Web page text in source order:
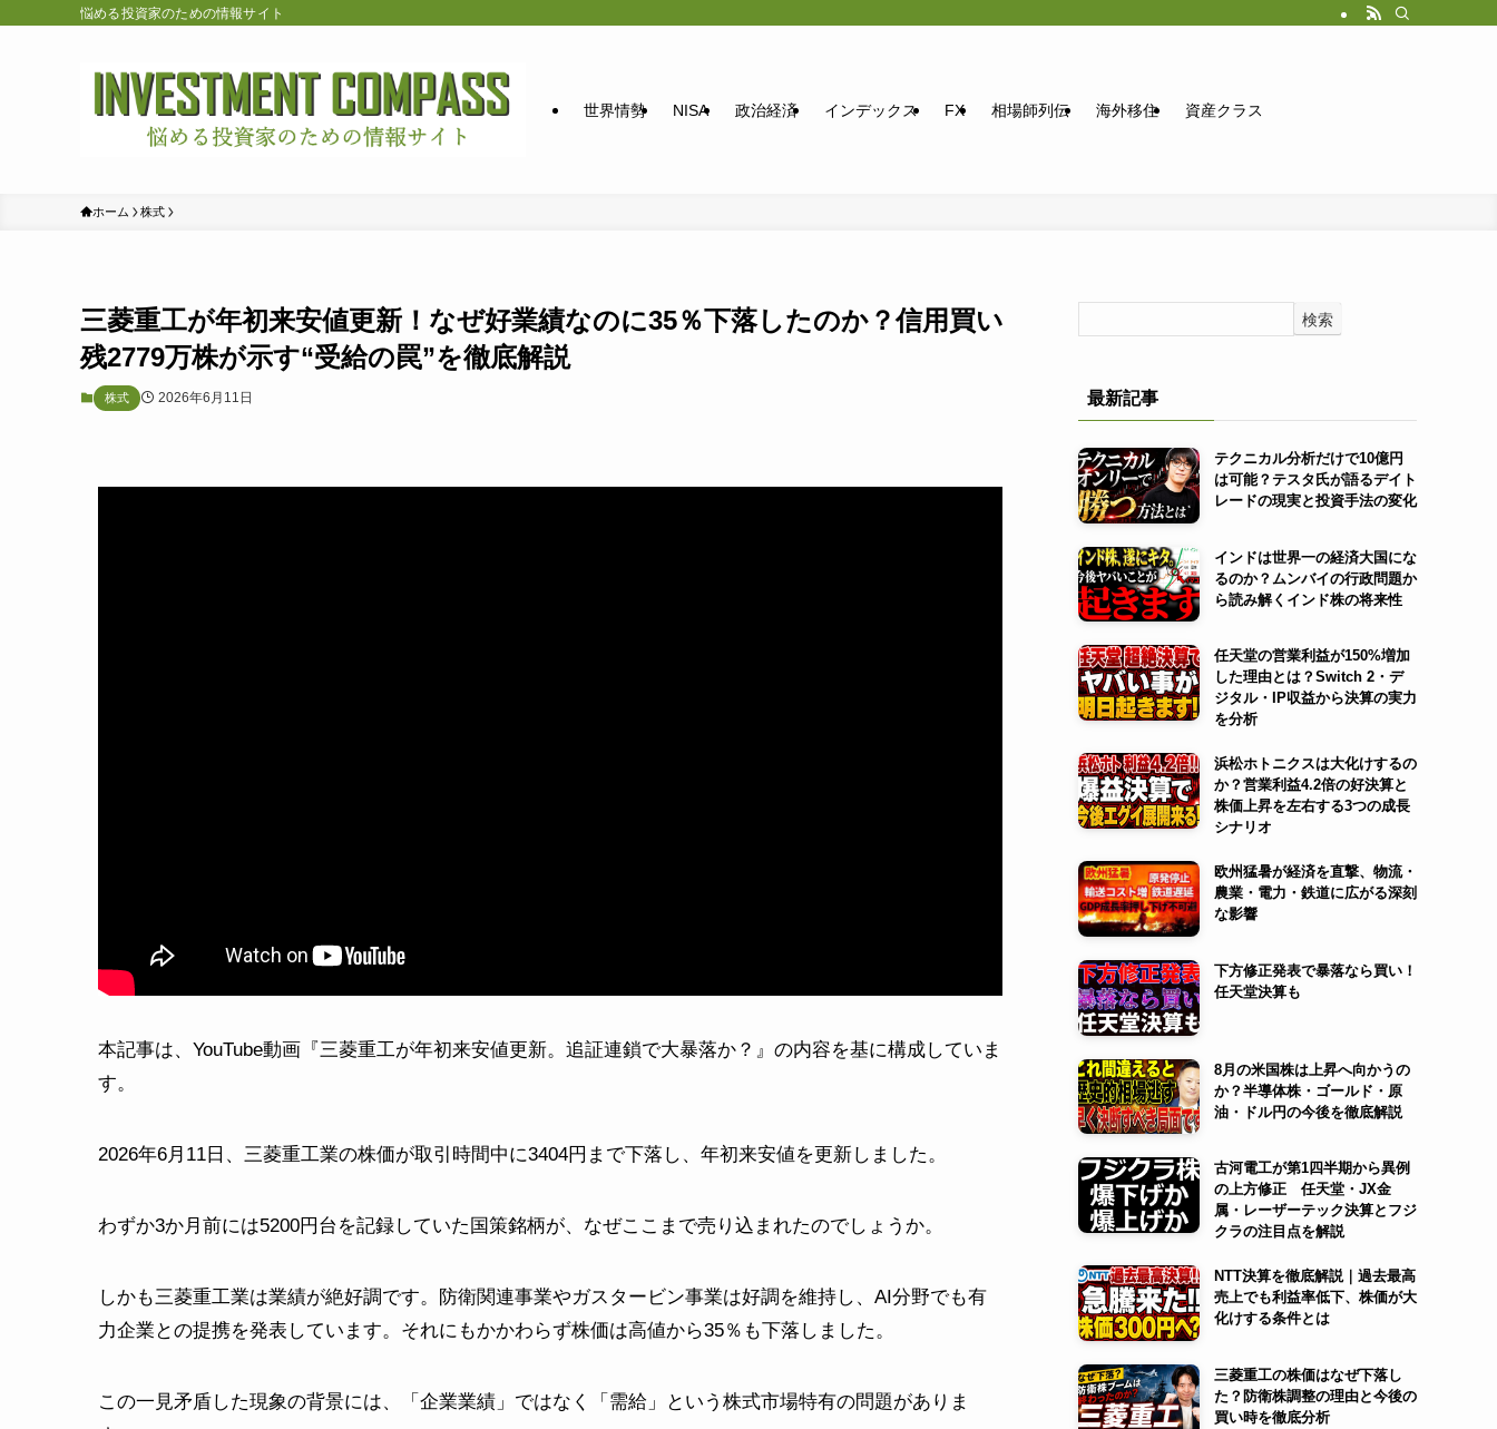
悩める投資家のための情報サイト
世界情勢 NISA 政治経済 インデックス FX 相場師列伝 海外移住 資産クラス
ホーム 株式
三菱重工が年初来安値更新！なぜ好業績なのに35％下落したのか？信用買い
残2779万株が示す“受給の罠”を徹底解説
株式 2026年6月11日
本記事は、YouTube動画『三菱重工が年初来安値更新。追証連鎖で大暴落か？』の内容を基に構成していま
す。
2026年6月11日、三菱重工業の株価が取引時間中に3404円まで下落し、年初来安値を更新しました。
わずか3か月前には5200円台を記録していた国策銘柄が、なぜここまで売り込まれたのでしょうか。
しかも三菱重工業は業績が絶好調です。防衛関連事業やガスタービン事業は好調を維持し、AI分野でも有
力企業との提携を発表しています。それにもかかわらず株価は高値から35％も下落しました。
この一見矛盾した現象の背景には、「企業業績」ではなく「需給」という株式市場特有の問題がありま
検索
最新記事
テクニカル分析だけで10億円
は可能？テスタ氏が語るデイト
レードの現実と投資手法の変化
インドは世界一の経済大国にな
るのか？ムンバイの行政問題か
ら読み解くインド株の将来性
任天堂の営業利益が150%増加
した理由とは？Switch 2・デ
ジタル・IP収益から決算の実力
を分析
浜松ホトニクスは大化けするの
か？営業利益4.2倍の好決算と
株価上昇を左右する3つの成長
シナリオ
欧州猛暑が経済を直撃、物流・
農業・電力・鉄道に広がる深刻
な影響
下方修正発表で暴落なら買い！
任天堂決算も
8月の米国株は上昇へ向かうの
か？半導体株・ゴールド・原
油・ドル円の今後を徹底解説
古河電工が第1四半期から異例
の上方修正 任天堂・JX金
属・レーザーテック決算とフジ
クラの注目点を解説
NTT決算を徹底解説｜過去最高
売上でも利益率低下、株価が大
化けする条件とは
三菱重工の株価はなぜ下落し
た？防衛株調整の理由と今後の
買い時を徹底分析